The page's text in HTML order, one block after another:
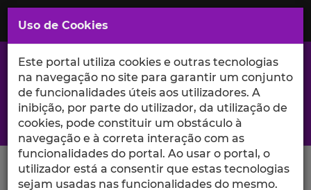
Saltar
para
Conteúdo
Principal
A excelência da investigação e ciência no Iscte
Search Button
Uso de Cookies
Este portal utiliza cookies e outras tecnologias
na navegação no site para garantir um conjunto
de funcionalidades úteis aos utilizadores. A
inibição, por parte do utilizador, da utilização de
cookies, pode constituir um obstáculo à
navegação e à correta interação com as
funcionalidades do portal. Ao usar o portal, o
utilizador está a consentir que estas tecnologias
sejam usadas nas funcionalidades do mesmo.